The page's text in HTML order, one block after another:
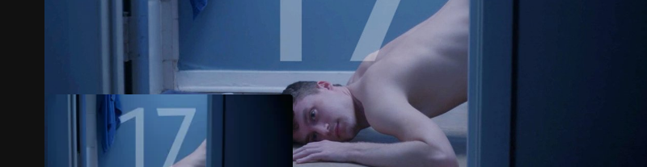
รายละเอียด